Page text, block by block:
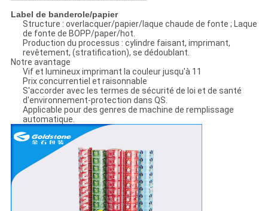
Label de banderole/papier
Structure : overlacquer/papier/laque chaude de fonte ; Laque
de fonte de BOPP/paper/hot.
Production du processus : cylindre faisant, imprimant,
revêtement, (stratification), se dédoublant.
Notre avantage
Vif et lumineux imprimant la couleur jusqu'à 11
Prix concurrentiel et raisonnable
S'accorder avec les termes de sécurité de loi et de santé
d'environnement-protection dans QS.
Applicable pour des genres de machine de remplissage
automatique.